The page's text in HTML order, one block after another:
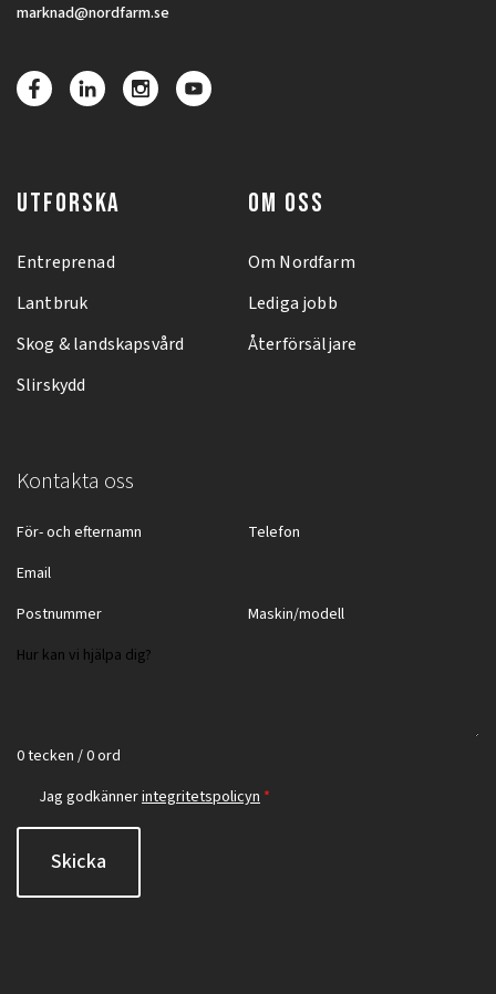
marknad@nordfarm.se
UTFORSKA
Entreprenad
Lantbruk
Skog & landskapsvård
Slirskydd
OM OSS
Om Nordfarm
Lediga jobb
Återförsäljare
Kontakta oss
0 tecken / 0 ord
Jag godkännerintegritetspolicyn *
Skicka